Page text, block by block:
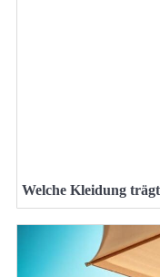
Welche Kleidung